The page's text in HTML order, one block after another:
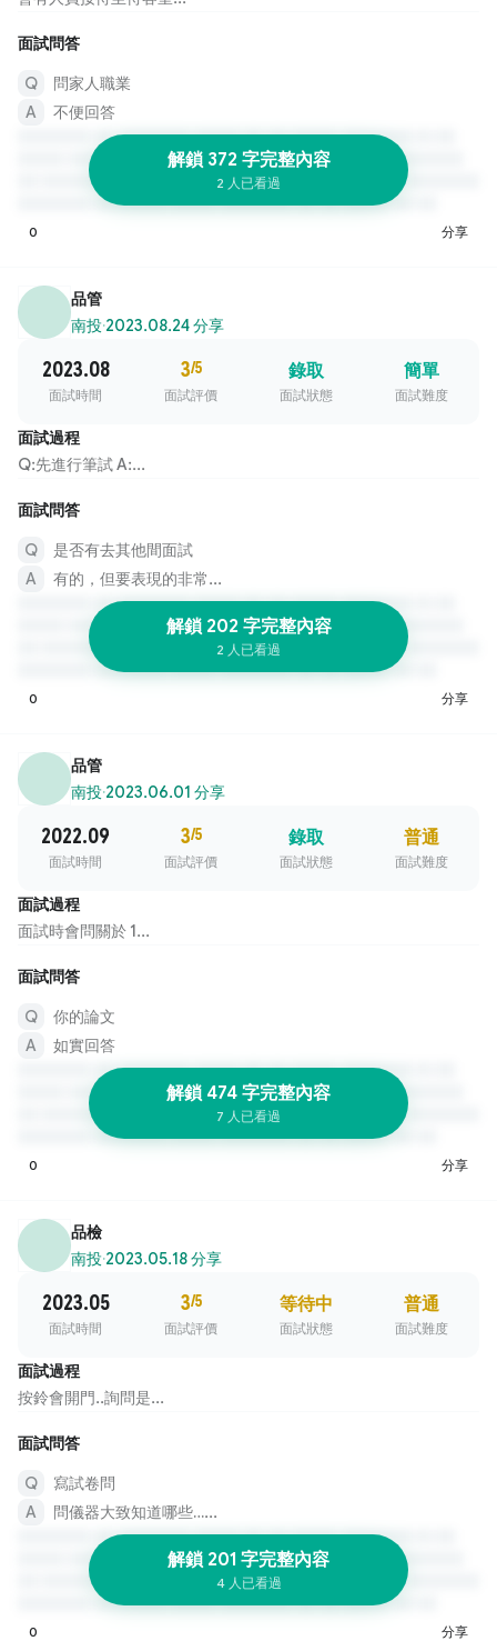
面試問答
問家人職業
不便回答
解鎖 372 字完整內容
2 人已看過
0 分享
品管
南投·2023.08.24 分享
2023.08
面試時間
3/5
面試評價
錄取
面試狀態
簡單
面試難度
面試過程
Q:先進行筆試 A:...
面試問答
是否有去其他間面試
有的，但要表現的非常...
解鎖 202 字完整內容
2 人已看過
0 分享
品管
南投·2023.06.01 分享
2022.09
面試時間
3/5
面試評價
錄取
面試狀態
普通
面試難度
面試過程
面試時會問關於 1...
面試問答
你的論文
如實回答
解鎖 474 字完整內容
7 人已看過
0 分享
品檢
南投·2023.05.18 分享
2023.05
面試時間
3/5
面試評價
等待中
面試狀態
普通
面試難度
面試過程
按鈴會開門..詢問是...
面試問答
寫試卷問
問儀器大致知道哪些…...
解鎖 201 字完整內容
4 人已看過
0 分享